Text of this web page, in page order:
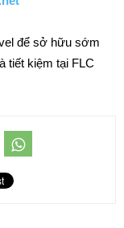
để sở hữu sớm
tiết kiệm tại FLC